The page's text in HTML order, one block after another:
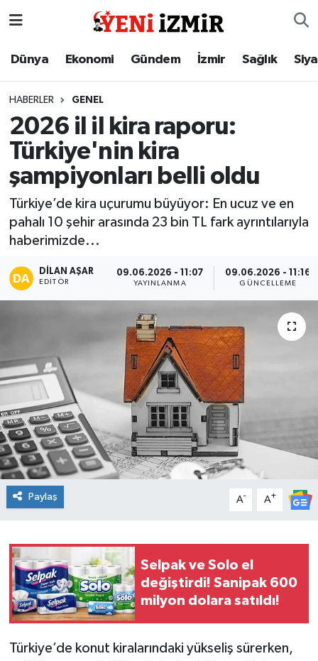
Dünya Ekonomi Gündem İzmir Sağlık
HABERLER GENEL
2026 il il kira raporu:
Türkiye'nin kira
şampiyonları belli oldu
Türkiye’de kira uçurumu büyüyor: En ucuz ve en
pahalı 10 şehir arasında 23 bin TL fark ayrıntılarıyla
haberimizde...
DILAN AŞAR
EDITÖR
09.06.2026 - 11:07
YAYINLANMA
09.06.2026 - 11:16
GÜNCELLEME
Paylaş A- A+
Selpak ve Solo el
değiştirdi! Sanipak 600
milyon dolara satıldı!
Türkiye’de konut kiralarındaki yükseliş sürerken,
Dünya
Gündem
İzmir
Sağlık
Siyaset
Magazin
Teknoloji
Tatil ve Seyahat
Çevre
Okul Gazetesi
İzmir Nöbetçi Eczaneler
İzmir Namaz Vakitleri
İzmir Trafik Yoğunluk Haritası
Süper Lig Puan Durumu ve Fikstür
Tüm Manşetler
Son Dakika Haberleri